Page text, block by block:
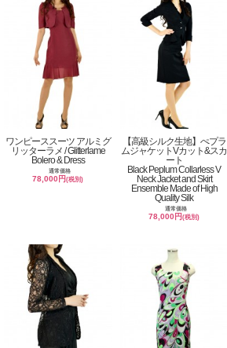
ワンピーススーツ アルミグ
リッターラメ / Glitterlame
Bolero & Dress
通常価格
78,000円(税別)
【高級シルク生地】ぺプラ
ムジャケットVカット&スカ
ート
Black Peplum Collarless V
Neck Jacket and Skirt
Ensemble Made of High
Quality Silk
通常価格
78,000円(税別)